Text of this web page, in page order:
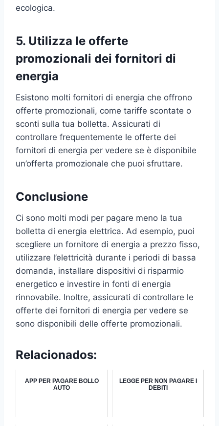
ecologica.
5. Utilizza le offerte
promozionali dei fornitori di
energia
Esistono molti fornitori di energia che offrono
offerte promozionali, come tariffe scontate o
sconti sulla tua bolletta. Assicurati di
controllare frequentemente le offerte dei
fornitori di energia per vedere se è disponibile
un’offerta promozionale che puoi sfruttare.
Conclusione
Ci sono molti modi per pagare meno la tua
bolletta di energia elettrica. Ad esempio, puoi
scegliere un fornitore di energia a prezzo fisso,
utilizzare l’elettricità durante i periodi di bassa
domanda, installare dispositivi di risparmio
energetico e investire in fonti di energia
rinnovabile. Inoltre, assicurati di controllare le
offerte dei fornitori di energia per vedere se
sono disponibili delle offerte promozionali.
Relacionados:
APP PER PAGARE BOLLO
AUTO
LEGGE PER NON PAGARE I
DEBITI